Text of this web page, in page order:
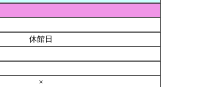
休館日
×